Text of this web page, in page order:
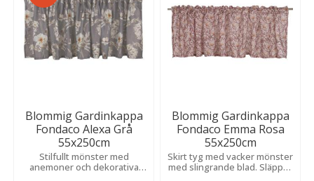
Blommig Gardinkappa
Fondaco Alexa Grå
55x250cm
Stilfullt mönster med
anemoner och dekorativa
Blommig Gardinkappa
Fondaco Emma Rosa
55x250cm
Skirt tyg med vacker mönster
med slingrande blad. Släpper